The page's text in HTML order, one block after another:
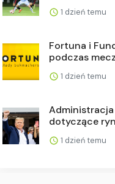
1 dzień temu
Fortuna i
podczas
1 dzień temu
dotyczące
1 dzień temu